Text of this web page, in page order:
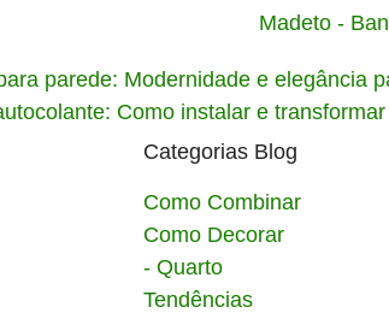
parede: Modernidade e elegância
Como instalar e
Categorias Blog
Como Combinar
Como Decorar
- Quarto
Tendências